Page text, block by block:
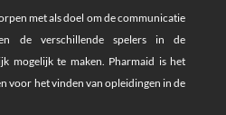
met als doel om de communicatie
de verschillende spelers in de
mogelijk te maken. Pharmaid is het
voor het vinden van opleidingen in de